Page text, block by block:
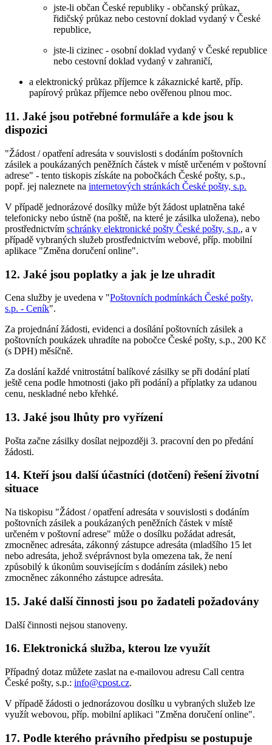
jste-li občan České republiky - občanský průkaz,
řidičský průkaz nebo cestovní doklad vydaný v České
republice,
jste-li cizinec - osobní doklad vydaný v České republice
nebo cestovní doklad vydaný v zahraničí,
a elektronický průkaz příjemce k zákaznické kartě, příp.
papírový průkaz příjemce nebo ověřenou plnou moc.
11. Jaké jsou potřebné formuláře a kde jsou k
dispozici
"Žádost / opatření adresáta v souvislosti s dodáním poštovních
zásilek a poukázaných peněžních částek v místě určeném v poštovní
adrese" - tento tiskopis získáte na pobočkách České pošty, s.p.,
popř. jej naleznete na internetových stránkách České pošty, s.p.
V případě jednorázové dosílky může být žádost uplatněna také
telefonicky nebo ústně (na poště, na které je zásilka uložena), nebo
prostřednictvím schránky elektronické pošty České pošty, s.p., a v
případě vybraných služeb prostřednictvím webové, příp. mobilní
aplikace "Změna doručení online".
12. Jaké jsou poplatky a jak je lze uhradit
Cena služby je uvedena v "Poštovních podmínkách České pošty,
s.p. - Ceník".
Za projednání žádosti, evidenci a dosílání poštovních zásilek a
poštovních poukázek uhradíte na pobočce České pošty, s.p., 200 Kč
(s DPH) měsíčně.
Za doslání každé vnitrostátní balíkové zásilky se při dodání platí
ještě cena podle hmotnosti (jako při podání) a příplatky za udanou
cenu, neskladné nebo křehké.
13. Jaké jsou lhůty pro vyřízení
Pošta začne zásilky dosílat nejpozději 3. pracovní den po předání
žádosti.
14. Kteří jsou další účastníci (dotčení) řešení životní
situace
Na tiskopisu "Žádost / opatření adresáta v souvislosti s dodáním
poštovních zásilek a poukázaných peněžních částek v místě
určeném v poštovní adrese" může o dosílku požádat adresát,
zmocněnec adresáta, zákonný zástupce adresáta (mladšího 15 let
nebo adresáta, jehož svéprávnost byla omezena tak, že není
způsobilý k úkonům souvisejícím s dodáním zásilek) nebo
zmocněnec zákonného zástupce adresáta.
15. Jaké další činnosti jsou po žadateli požadovány
Další činnosti nejsou stanoveny.
16. Elektronická služba, kterou lze využít
Případný dotaz můžete zaslat na e-mailovou adresu Call centra
České pošty, s.p.: info@cpost.cz.
V případě žádosti o jednorázovou dosílku u vybraných služeb lze
využít webovou, příp. mobilní aplikaci "Změna doručení online".
17. Podle kterého právního předpisu se postupuje